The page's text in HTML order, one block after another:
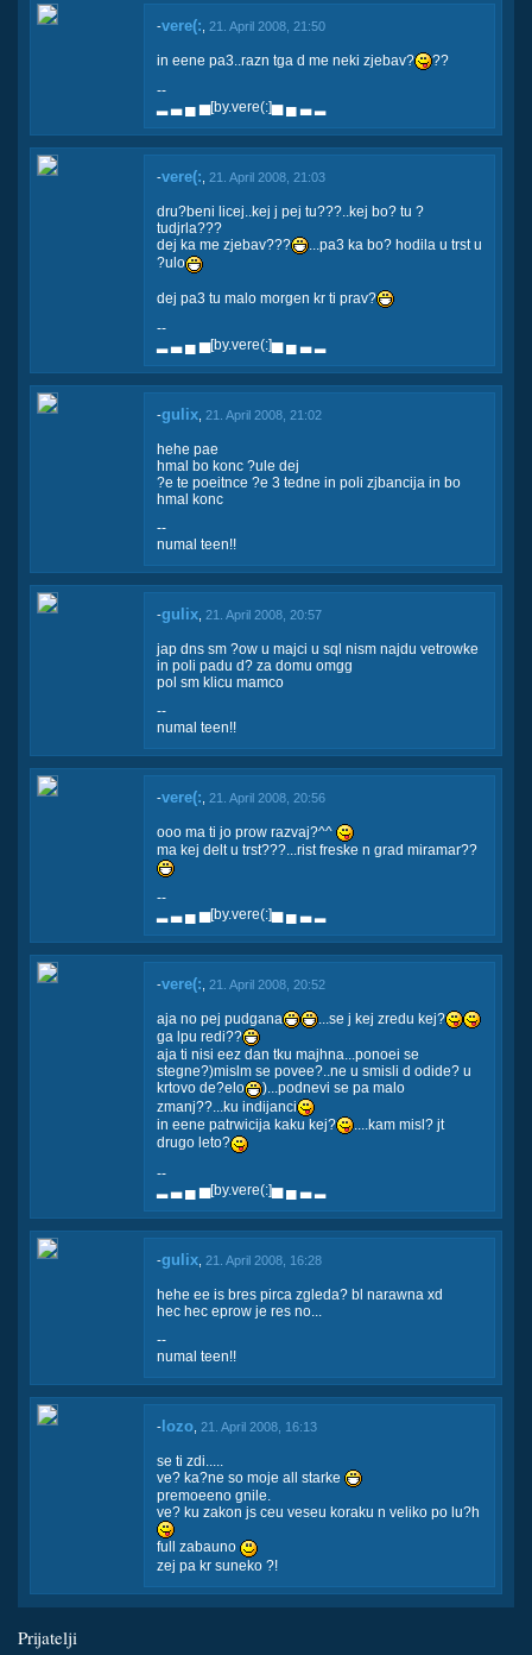
-vere(: 21. April 2008, 21:50
in eene pa3..razn tga d me neki zjebav?
??
--
▂ ▃ ▄ ▅[by.vere(:]▅ ▄ ▃ ▂
-vere(: 21. April 2008, 21:03
dru?beni licej..kej j pej tu???..kej bo? tu ?
tudjrla???
dej ka me zjebav???
...pa3 ka bo? hodila u trst u
?ulo
dej pa3 tu malo morgen kr ti prav?
--
▂ ▃ ▄ ▅[by.vere(:]▅ ▄ ▃ ▂
-gulix 21. April 2008, 21:02
hehe pae
hmal bo konc ?ule dej
?e te poeitnce ?e 3 tedne in poli zjbancija in bo
hmal konc
--
numal teen!!
-gulix 21. April 2008, 20:57
jap dns sm ?ow u majci u sql nism najdu vetrowke
in poli padu d? za domu omgg
pol sm klicu mamco
--
numal teen!!
-vere(: 21. April 2008, 20:56
ooo ma ti jo prow razvaj?^^
ma kej delt u trst???...rist freske n grad miramar??
--
▂ ▃ ▄ ▅[by.vere(:]▅ ▄ ▃ ▂
-vere(: 21. April 2008, 20:52
aja no pej pudgana
...se j kej zredu kej?
ga lpu redi??
aja ti nisi eez dan tku majhna...ponoei se
stegne?)mislm se povee?..ne u smisli d odide? u
krtovo de?elo
)...podnevi se pa malo
zmanj??...ku indijanci
in eene patrwicija kaku kej?
....kam misl? jt
drugo leto?
--
▂ ▃ ▄ ▅[by.vere(:]▅ ▄ ▃ ▂
-gulix 21. April 2008, 16:28
hehe ee is bres pirca zgleda? bl narawna xd
hec hec eprow je res no...
--
numal teen!!
-lozo 21. April 2008, 16:13
se ti zdi.....
ve? ka?ne so moje all starke
premoeeno gnile.
ve? ku zakon js ceu veseu koraku n veliko po lu?h
full zabauno
zej pa kr suneko ?!
Prijatelji